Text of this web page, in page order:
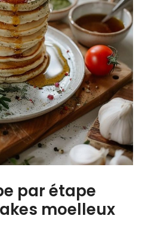
par étape
moelleux